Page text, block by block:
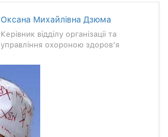
Оксана Михайлiвна Дзюма
Керiвник вiддiлу органiзацii та
управлiння охороною здоров’я